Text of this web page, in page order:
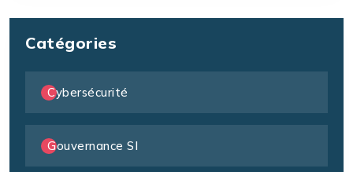
Catégories
Cybersécurité
Gouvernance SI